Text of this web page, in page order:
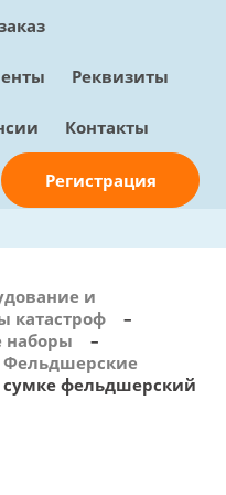
Реквизиты
Контакты
Регистрация
- 18:00
и
катастроф
–
наборы
–
Фельдшерские
сумке фельдшерский